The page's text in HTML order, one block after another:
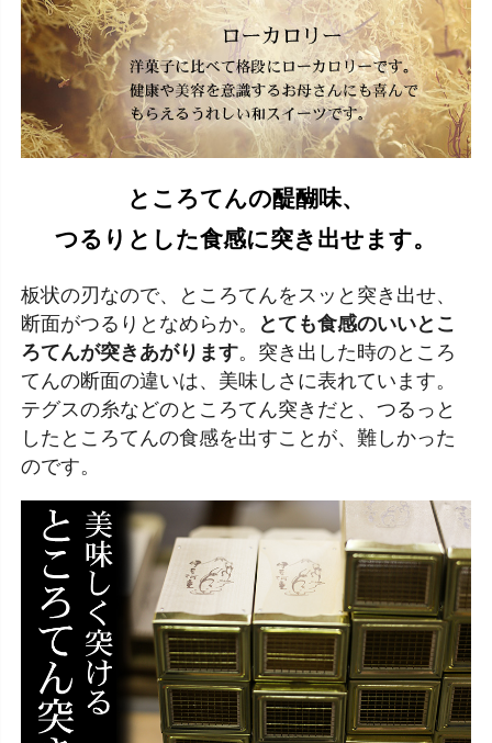
ところてんの醍醐味、
つるりとした食感に突き出せます。
板状の刃なので、ところてんをスッと突き出せ、
断面がつるりとなめらか。
とても食感のいいとこ
ろてんが突きあがります。突き出した時のところ
てんの断面の違いは、美味しさに表れています。
テグスの糸などのところてん突きだと、つるっと
したところてんの食感を出すことが、難しかった
のです。